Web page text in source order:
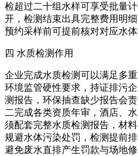
检超过二十组水样可享受批量
开，检测结束出具完整费用明
预约采样前可提前核对对应水体
四 水质检测作用
企业完成水质检测可以满足多
环境监管硬性要求，持证排污
测报告，环保抽查缺少报告会
二完成各类资质年审，酒店、
须配套完整水质检测报告，材
规避水体污染处罚，检测提前
避免废水直排产生罚款与场地